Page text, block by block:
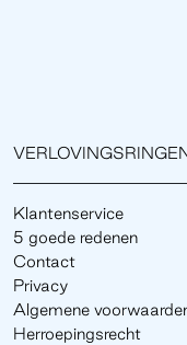
Klantenservice
5 goede redenen
Contact
Privacy
Algemene
Herroepingsrecht